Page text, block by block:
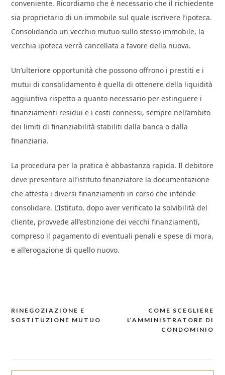
conveniente. Ricordiamo che è necessario che il richiedente
sia proprietario di un immobile sul quale iscrivere l’ipoteca.
Consolidando un vecchio mutuo sullo stesso immobile, la
vecchia ipoteca verrà cancellata a favore della nuova.
Un’ulteriore opportunità che possono offrono i prestiti e i
mutui di consolidamento è quella di ottenere della liquidità
aggiuntiva rispetto a quanto necessario per estinguere i
finanziamenti residui e i costi connessi, sempre nell’ambito
dei limiti di finanziabilità stabiliti dalla banca o dalla
finanziaria.
La procedura per la pratica è abbastanza rapida. Il debitore
deve presentare all’istituto finanziatore la documentazione
che attesta i diversi finanziamenti in corso che intende
consolidare. L’Istituto, dopo aver verificato la solvibilità del
cliente, provvede all’estinzione dei vecchi finanziamenti,
compreso il pagamento di eventuali penali e spese di mora,
e all’erogazione di quello nuovo.
Navigazione
COME SCEGLIERE
L’AMMINISTRATORE DI
CONDOMINIO
RINEGOZIAZIONE E
SOSTITUZIONE MUTUO